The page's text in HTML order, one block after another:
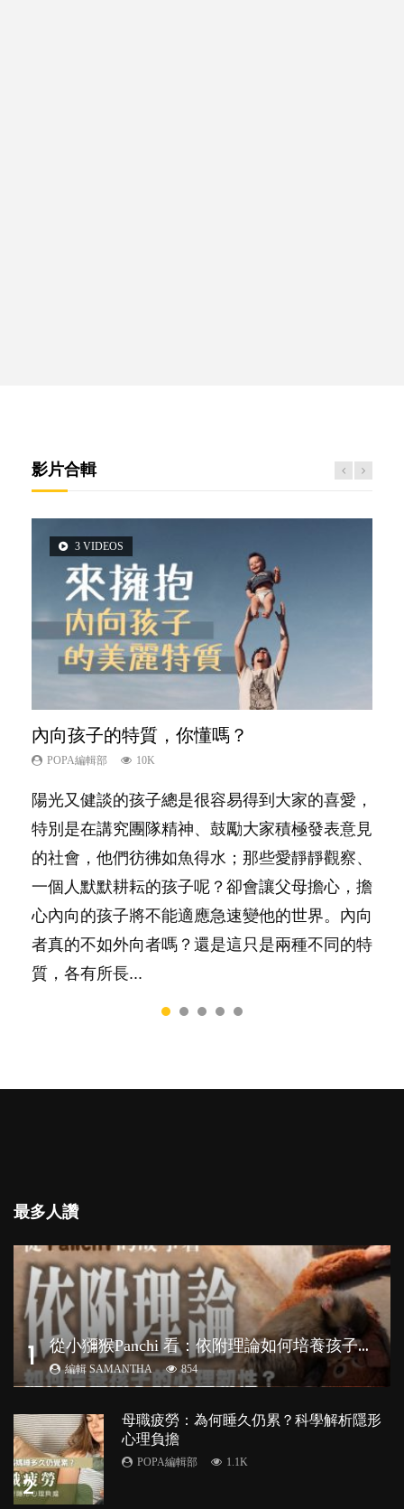
影片合輯
3 VIDEOS
內向孩子的特質，你懂嗎？
POPA編輯部 10K
陽光又健談的孩子總是很容易得到大家的喜愛，
特別是在講究團隊精神、鼓勵大家積極發表意見
的社會，他們彷彿如魚得水；那些愛靜靜觀察、
一個人默默耕耘的孩子呢？卻會讓父母擔心，擔
心內向的孩子將不能適應急速變他的世界。內向
者真的不如外向者嗎？還是這只是兩種不同的特
質，各有所長...
5 VIDEOS
夫妻必看！經營婚姻，沒捷徑
POPA編輯部 22.9K
你是不是也曾經以為只要跟相愛的人結婚，就自
然能走到白頭，但生了孩子卻發現事情不如你所
料？ 經營婚姻，不如我們想像的簡單，卻也不
是大家說得那麼難。一起來認識婚姻的真相！...
2 VIDEOS
想孩子學好外語，點做好？
POPA編輯部 9.9K
有人話學多種語言越早開始越好，有人卻說一時
間太多語言，會令孩子感到混淆，到底誰是誰
非？聽聽專家怎樣說，解開語言學習的迷思～...
6 VIDEOS
愛孩子也別忘了愛自己，父母如何關顧自
己的身心靈？
照顧孩子衣食住行、陪同兒女應對功課測驗，還
要陪玩製造親子時間，尚要處理家中雜項要
務……當父母的，有千百個任務要做。可惜，有
一樣重要至極的，總被遺漏——關注自己的情緒
和心理健康。...
14 VIDEOS
新手父母不用怕
POPA編輯部 16.3K
相信許多人初為人父母，由懷孕開始到孩子呱呱
落地，心中都有數之不盡的問題～這裡一次過集
合我們以往製作過的相關短片。 這段路讓我們
跟你同行～...
最多人讚
1 從
小獼猴Panchi 看：依附理論如何培養孩子心理韌性？
編輯 SAMANTHA 854
2
母職疲勞：為何睡久仍累？科學解析隱形
心理負擔
POPA編輯部 1.1K